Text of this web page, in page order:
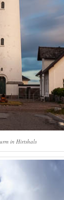
in Hirtshals